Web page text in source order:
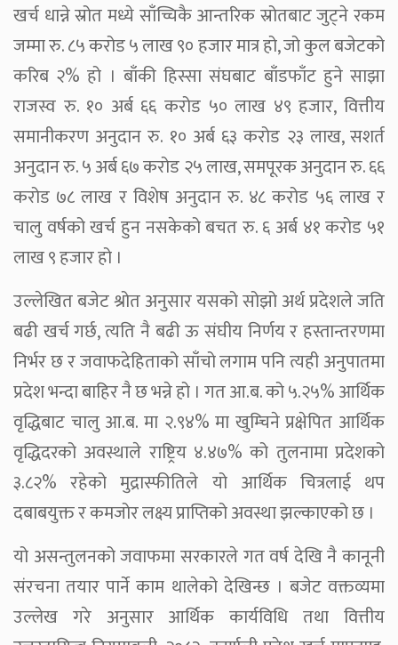
खर्च धान्ने स्रोत मध्ये साँच्चिकै आन्तरिक स्रोतबाट जुट्ने रकम
जम्मा रु. ८५ करोड ५ लाख ९० हजार मात्र हो, जो कुल बजेटको
करिब २% हो । बाँकी हिस्सा संघबाट बाँडफाँट हुने साझा
राजस्व रु. १० अर्ब ६६ करोड ५० लाख ४९ हजार, वित्तीय
समानीकरण अनुदान रु. १० अर्ब ६३ करोड २३ लाख, सशर्त
अनुदान रु. ५ अर्ब ६७ करोड २५ लाख, समपूरक अनुदान रु. ६६
करोड ७८ लाख र विशेष अनुदान रु. ४८ करोड ५६ लाख र
चालु वर्षको खर्च हुन नसकेको बचत रु. ६ अर्ब ४१ करोड ५१
लाख ९ हजार हो ।
उल्लेखित बजेट श्रोत अनुसार यसको सोझो अर्थ प्रदेशले जति
बढी खर्च गर्छ, त्यति नै बढी ऊ संघीय निर्णय र हस्तान्तरणमा
निर्भर छ र जवाफदेहिताको साँचो लगाम पनि त्यही अनुपातमा
प्रदेश भन्दा बाहिर नै छ भन्ने हो । गत आ.ब. को ५.२५% आर्थिक
वृद्धिबाट चालु आ.ब. मा २.९४% मा खुम्चिने प्रक्षेपित आर्थिक
वृद्धिदरको अवस्थाले राष्ट्रिय ४.४७% को तुलनामा प्रदेशको
३.८२% रहेको मुद्रास्फीतिले यो आर्थिक चित्रलाई थप
दबाबयुक्त र कमजोर लक्ष्य प्राप्तिको अवस्था झल्काएको छ ।
यो असन्तुलनको जवाफमा सरकारले गत वर्ष देखि नै कानूनी
संरचना तयार पार्ने काम थालेको देखिन्छ । बजेट वक्तव्यमा
उल्लेख गरे अनुसार आर्थिक कार्यविधि तथा वित्तीय